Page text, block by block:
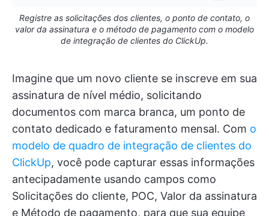
Registre as solicitações dos clientes, o ponto de contato, o
valor da assinatura e o método de pagamento com o modelo
de integração de clientes do ClickUp.
Imagine que um novo cliente se inscreve em sua
assinatura de nível médio, solicitando
documentos com marca branca, um ponto de
contato dedicado e faturamento mensal. Com o
modelo de quadro de integração de clientes do
ClickUp, você pode capturar essas informações
antecipadamente usando campos como
Solicitações do cliente, POC, Valor da assinatura
e Método de pagamento, para que sua equipe